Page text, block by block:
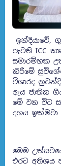
ඉන්දියාවේ,
පැවති ICC
සමාරම්භක
කිරීමේ
විශාරද
ඇය ජාතික
මේ වන විට
දහය ඉක්මවා
මෙම
එරට අතිශය